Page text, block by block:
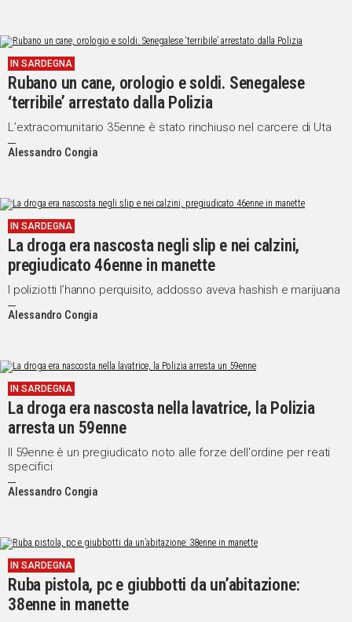
IN SARDEGNA
Rubano un cane, orologio e soldi. Senegalese
‘terribile’ arrestato dalla Polizia
L’extracomunitario 35enne è stato rinchiuso nel carcere di Uta
Alessandro Congia
IN SARDEGNA
La droga era nascosta negli slip e nei calzini,
pregiudicato 46enne in manette
I poliziotti l’hanno perquisito, addosso aveva hashish e marijuana
Alessandro Congia
IN SARDEGNA
La droga era nascosta nella lavatrice, la Polizia
arresta un 59enne
Il 59enne è un pregiudicato noto alle forze dell'ordine per reati
specifici
Alessandro Congia
IN SARDEGNA
Ruba pistola, pc e giubbotti da un’abitazione:
38enne in manette